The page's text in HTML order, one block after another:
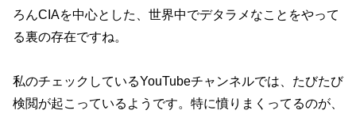
ろんCIAを中心とした、世界中でデタラメなことをやって
る裏の存在ですね。
私のチェックしているYouTubeチャンネルでは、たびたび
検閲が起こっているようです。特に憤りまくってるのが、